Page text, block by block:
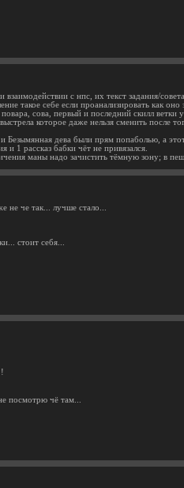
с нпс, их текст задания/
такое себе если проанализировать как
сова, первый и последний скилл
которое даже нельзя сменить после
дева были прям попаболью, а этот
1 рассказ бабки чёт не привязался.
маны надо зачистить тёмную зону; в
че так... лучше стало...
стоит себя...
посмотрю чё там...